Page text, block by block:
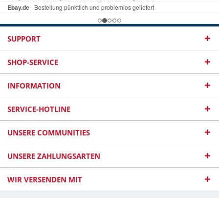
SUPPORT
SHOP-SERVICE
INFORMATION
SERVICE-HOTLINE
UNSERE COMMUNITIES
UNSERE ZAHLUNGSARTEN
WIR VERSENDEN MIT